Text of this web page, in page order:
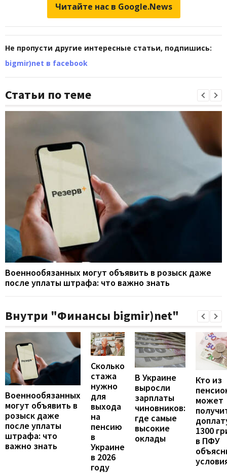
Читайте нас в Google.News
Не пропусти другие интересные статьи, подпишись:
bigmir)net в facebook
Статьи по теме
Военнообязанных могут объявить в розыск даже
после уплаты штрафа: что важно знать
Внутри "Финансы bigmir)net"
Военнообязанных
могут объявить в
розыск даже
после уплаты
штрафа: что
важно знать
Сколько
стажа
нужно
для
выхода
на
пенсию
в
Украине
в 2026
году
В Украине
выросли
зарплаты
чиновников:
где самые
высокие
оклады
Кто из
может
1300
в ПФУ